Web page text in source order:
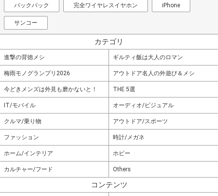
バックパック 完全ワイヤレスイヤホン iPhone
サンコー
カテゴリ
進撃の背徳メシ ギルティ飯は大人のロマン
梅雨モノグランプリ2026 アウトドア名人の外遊び＆メシ
今どきメンズは外見も磨かないと！ THE 5選
IT/モバイル オーディオ/ビジュアル
クルマ/乗り物 アウトドア/スポーツ
ファッション 時計/メガネ
ホーム/インテリア ホビー
カルチャー/フード Others
コンテンツ